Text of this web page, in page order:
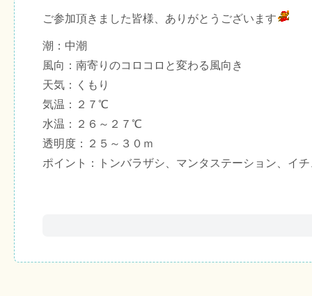
ご参加頂きました皆様、ありがとうございます
潮：中潮
風向：南寄りのコロコロと変わる風向き
天気：くもり
気温：２７℃
水温：２６～２７℃
透明度：２５～３０ｍ
ポイント：トンバラザシ、マンタステーション、イ